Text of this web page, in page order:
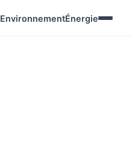
EnvironnementÉnergie